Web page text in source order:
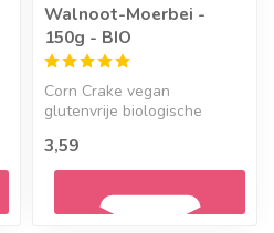
Walnoot-Moerbei -
150g - BIO
Corn Crake vegan
glutenvrije biologische
3,59